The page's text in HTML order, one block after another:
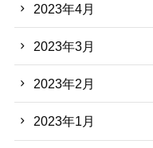
2023年4月
2023年3月
2023年2月
2023年1月